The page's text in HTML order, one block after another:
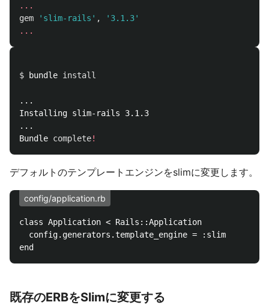
...
gem
'slim-rails' ,
'3.1.3'
...
$ bundle install
...
Installing slim-rails 3.1.3
...
Bundle complete!
デフォルトのテンプレートエンジンをslimに変更します。
config/application.rb
class Application < Rails::Application
  config.generators.template_engine = :slim
既存のERBをSlimに変更する